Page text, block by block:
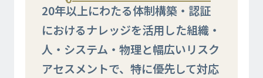
20年以上にわたる体制構築・認証
におけるナレッジを活用した組織・
人・システム・物理と幅広いリスク
アセスメントで、特に優先して対応